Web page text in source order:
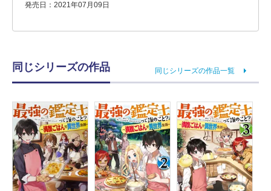
発売日：2021年07月09日
同じシリーズの作品 同じシリーズの作品一覧